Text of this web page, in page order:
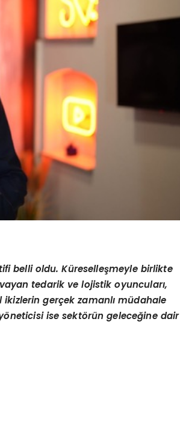
belli oldu. Küreselleşmeyle birlikte
tedarik ve lojistik oyuncuları,
gerçek zamanlı müdahale
ise sektörün geleceğine dair